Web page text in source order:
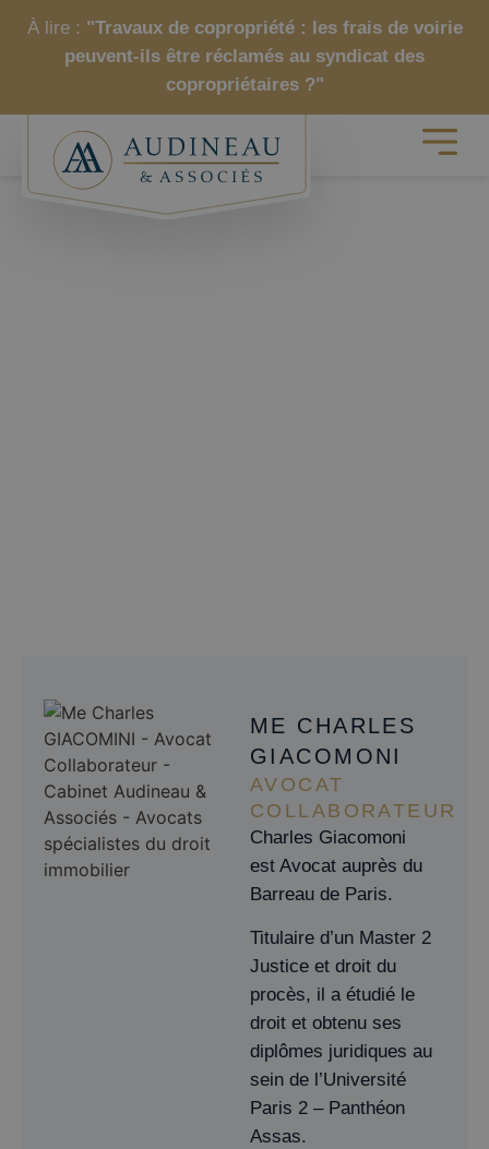
À lire : "Travaux de copropriété : les frais de voirie
peuvent-ils être réclamés au syndicat des
copropriétaires ?"
ME CHARLES
GIACOMONI
AVOCAT
COLLABORATEUR
Charles Giacomoni
est Avocat auprès du
Barreau de Paris.
Titulaire d’un Master 2
Justice et droit du
procès, il a étudié le
droit et obtenu ses
diplômes juridiques au
sein de l’Université
Paris 2 – Panthéon
Assas.